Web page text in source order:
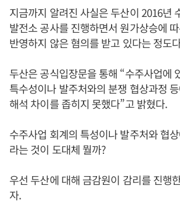
지금까지 알려진 사실은 두산이 2016년
발전소 공사를 진행하면서 원가상승에
반영하지 않은 혐의를 받고 있다는 정도
두산은 공식입장문을 통해 “수주사업에
특수성이나 발주처와의 분쟁 협상과정
해석 차이를 좁히지 못했다”고 밝혔다.
수주사업 회계의 특성이나 발주처와 협
라는 것이 도대체 뭘까?
우선 두산에 대해 금감원이 감리를 진행
자.